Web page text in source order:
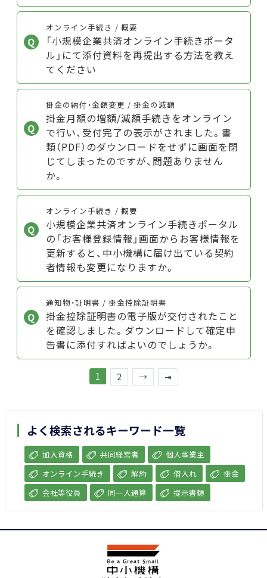
オンライン手続き / 概要
「小規模企業共済オンライン手続きポータ
ル」にて添付資料を再提出する方法を教え
てください
掛金の納付・金額変更 / 掛金の減額
掛金月額の増額/減額手続きをオンライン
で行い、受付完了の表示がされました。書
類（PDF）のダウンロードをせずに画面を閉
じてしまったのですが、問題ありません
か。
オンライン手続き / 概要
小規模企業共済オンライン手続きポータル
の「お客様登録情報」画面からお客様情報を
更新すると、中小機構に届け出ている契約
者情報も変更になりますか。
通知物・証明書 / 掛金控除証明書
掛金控除証明書の電子版が交付されたこと
を確認しました。ダウンロードして確定申
告書に添付すればよいのでしょうか。
1 2 → ⇥
よく検索されるキーワード一覧
加入資格 共同経営者
個人事業主
オンライン手続き
解約 借入れ
掛金
会社等役員
同一人通算 提示書類